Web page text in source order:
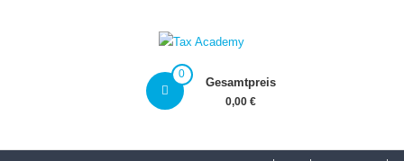
0
Gesamtpreis
0,00 €